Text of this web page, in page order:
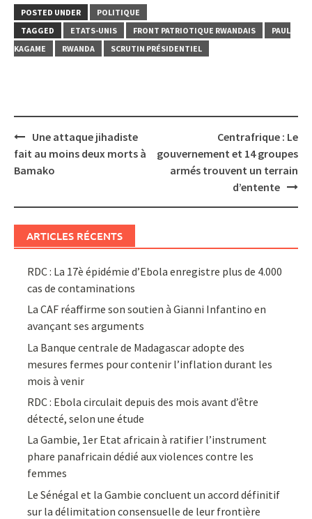
POSTED UNDER
POLITIQUE
TAGGED
ETATS-UNIS FRONT PATRIOTIQUE RWANDAIS
PAUL
KAGAME
RWANDA SCRUTIN PRÉSIDENTIEL
Post
navigation
Une attaque jihadiste
fait au moins deux morts à
Bamako
Centrafrique : Le
gouvernement et 14 groupes
armés trouvent un terrain
d’entente
ARTICLES RÉCENTS
RDC : La 17è épidémie d’Ebola enregistre plus de 4.000
cas de contaminations
La CAF réaffirme son soutien à Gianni Infantino en
avançant ses arguments
La Banque centrale de Madagascar adopte des
mesures fermes pour contenir l’inflation durant les
mois à venir
RDC : Ebola circulait depuis des mois avant d’être
détecté, selon une étude
La Gambie, 1er Etat africain à ratifier l’instrument
phare panafricain dédié aux violences contre les
femmes
Le Sénégal et la Gambie concluent un accord définitif
sur la délimitation consensuelle de leur frontière